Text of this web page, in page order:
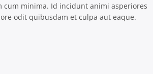
cum minima. Id incidunt animi asperiores
odit quibusdam et culpa aut eaque.